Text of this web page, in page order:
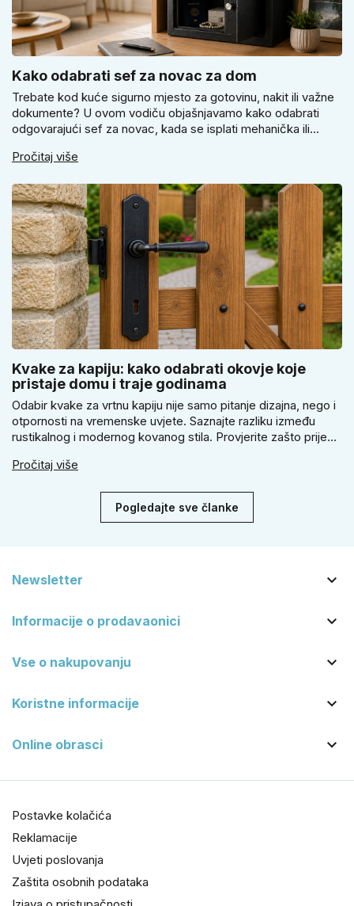
Kako odabrati sef za novac za dom
Trebate kod kuće sigurno mjesto za gotovinu, nakit ili važne
dokumente? U ovom vodiču objašnjavamo kako odabrati
odgovarajući sef za novac, kada se isplati mehanička ili
za stvarnu sigurnost. Dobit ćete praktične savjete za odabir
Pročitaj više
Kvake za kapiju: kako odabrati okovje koje
pristaje domu i traje godinama
Odabir kvake za vrtnu kapiju nije samo pitanje dizajna, nego i
otpornosti na vremenske uvjete. Saznajte razliku između
rustikalnog i modernog kovanog stila. Provjerite zašto prije
se zbog veće sigurnosti isplati odabrati kvaku s kuglom za
Pročitaj više
Pogledajte sve članke
Newsletter 
Informacije o prodavaonici 
Vse o nakupovanju 
Koristne informacije 
Online obrasci 
Postavke kolačića
Reklamacije
Uvjeti poslovanja
Zaštita osobnih podataka